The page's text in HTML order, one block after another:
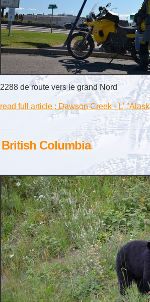
2288 de route vers le grand Nord
read full article : Dawson Creek - L'
British Columbia